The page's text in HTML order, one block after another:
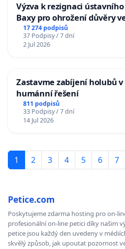
Výzva k rezignaci ústavního
Baxy pro ohrožení důvěry
17 274 podpisů
37 Podpisy / 7 dní
2 Jul 2026
Zastavme zabíjení holubů v
humánní řešení
811 podpisů
33 Podpisy / 7 dní
14 Jul 2026
1 2 3 4 5 6 7
Petice.com
Poskytujeme zdarma hosting pro on-
profesionální on-line petici díky našim
petice jsou každý den uvedeny v
skvělý způsob, jak upoutat pozornost